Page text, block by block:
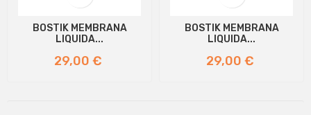
BOSTIK MEMBRANA
LIQUIDA...
Prezzo
29,00 €
BOSTIK MEMBRANA
LIQUIDA...
Prezzo
29,00 €